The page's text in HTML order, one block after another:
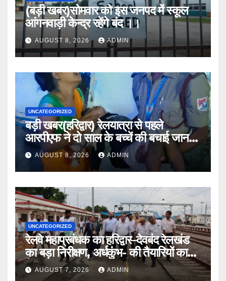
(बड़ी खबर)सोमवार को इस जनपद में स्कूल
आंगनवाड़ी केन्द्र रहेंगे बंद ।।
AUGUST 8, 2026 ADMIN
UNCATEGORIZED
बड़ी खबर(हरिद्वार) रेलयात्रा से पहले
आरपीएफ ने दो साल के बच्चें की बचाई जान
।।AUGUST 8, 2026 ADMIN
UNCATEGORIZED
रेलवे महाप्रबंधक का हरिद्वार–देवबंद रेलखंड
का बड़ा निरीक्षण, अर्धकुंभ- की तैयारियों का
लिया जायजा
AUGUST 7, 2026 ADMIN